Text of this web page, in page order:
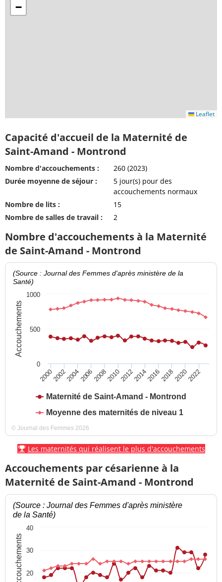
−
Leaflet
Capacité d'accueil de la Maternité de
Saint-Amand - Montrond
Nombre d'accouchements :
260 (2023)
Durée moyenne de séjour :
5 jour(s) pour des
accouchements normaux
Nombre de lits :
15
Nombre de salles de travail :
2
Nombre d'accouchements à la Maternité
de Saint-Amand - Montrond
Accouchements
(Source : Journal des Femmes d'après ministère de la
Santé)
Maternité de Saint-Amand - Montrond
Moyenne des maternités de niveau 1
200020022004200620082010201220142016201820202022
0
500
1000
© Journal des Femmes 2026
Les maternités qui réalisent le plus d'accouchements
Accouchements par césarienne à la
Maternité de Saint-Amand - Montrond
Accouchements
(Source : Journal des Femmes d'après ministère
de la Santé)
20
30
40